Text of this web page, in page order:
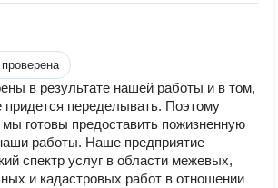
в результате нашей работы и в том,
придется переделывать. Поэтому
готовы предоставить пожизненную
работы. Наше предприятие
спектр услуг в области межевых,
и кадастровых работ в отношении